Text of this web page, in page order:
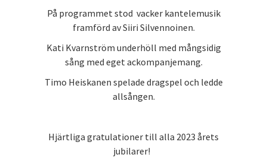
På programmet stod vacker kantelemusik
framförd av Siiri Silvennoinen.
Kati Kvarnström underhöll med mångsidig
sång med eget ackompanjemang.
Timo Heiskanen spelade dragspel och ledde
allsången.
Hjärtliga gratulationer till alla 2023 årets
jubilarer!